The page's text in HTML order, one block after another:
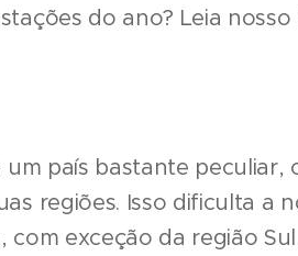
do ano? Leia
país bastante peculiar,
regiões. Isso dificulta a
exceção da região